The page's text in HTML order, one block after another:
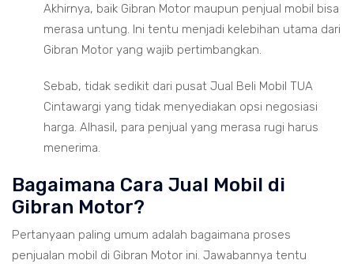
Akhirnya, baik Gibran Motor maupun penjual mobil bisa
merasa untung. Ini tentu menjadi kelebihan utama dari
Gibran Motor yang wajib pertimbangkan.
Sebab, tidak sedikit dari pusat Jual Beli Mobil TUA
Cintawargi yang tidak menyediakan opsi negosiasi
harga. Alhasil, para penjual yang merasa rugi harus
menerima.
Bagaimana Cara Jual Mobil di
Gibran Motor?
Pertanyaan paling umum adalah bagaimana proses
penjualan mobil di Gibran Motor ini. Jawabannya tentu